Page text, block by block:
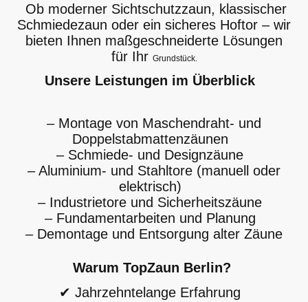
Ob moderner Sichtschutzzaun, klassischer
Schmiedezaun oder ein sicheres Hoftor – wir
bieten Ihnen maßgeschneiderte Lösungen
für Ihr Grundstück.
Unsere Leistungen im Überblick
– Montage von Maschendraht- und
Doppelstabmattenzäunen
– Schmiede- und Designzäune
– Aluminium- und Stahltore (manuell oder
elektrisch)
– Industrietore und Sicherheitszäune
– Fundamentarbeiten und Planung
– Demontage und Entsorgung alter Zäune
Warum TopZaun Berlin?
✔ Jahrzehntelange Erfahrung